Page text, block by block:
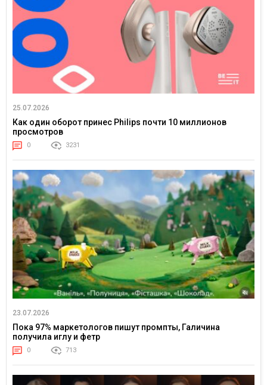
25.07.2026
Как один оборот принес Philips почти 10 миллионов
просмотров
0 3231
23.07.2026
Пока 97% маркетологов пишут промпты, Галичина
получила иглу и фетр
0 713